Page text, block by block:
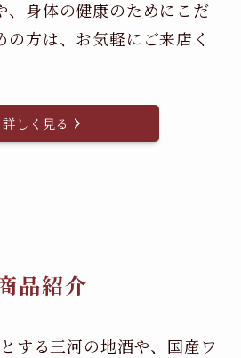
、身体の健康のためにこだ
方は、お気軽にご来店く
詳しく見る
品紹介
する三河の地酒や、国産ワ